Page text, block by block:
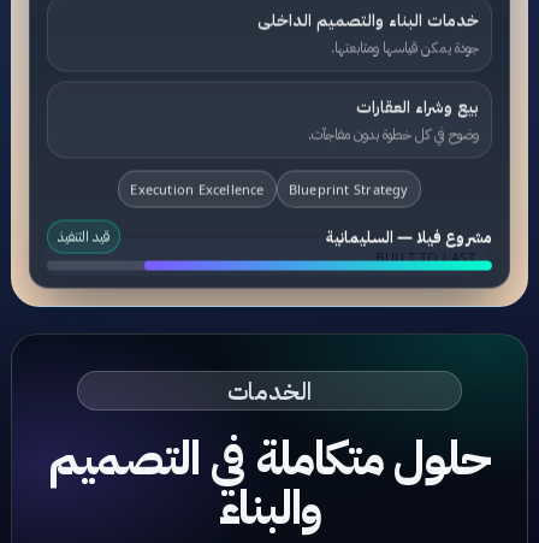
خدمات البناء والتصميم الداخلى
جودة يمكن قياسها ومتابعتها.
بيع وشراء العقارات
وضوح في كل خطوة بدون مفاجآت.
Blueprint Strategy
Execution Excellence
مشروع فيلا — السليمانية قيد التنفيذ
BUILT TO LAST
الخدمات
حلول متكاملة في التصميم
والبناء